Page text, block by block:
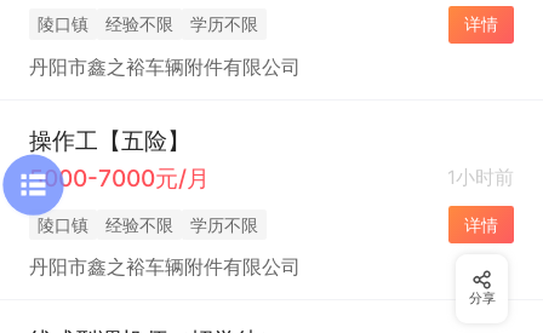
陵口镇 经验不限 学历不限 详情
丹阳市鑫之裕车辆附件有限公司
操作工【五险】
5000-7000元/月
1小时前
陵口镇 经验不限 学历不限 详情
丹阳市鑫之裕车辆附件有限公司
分享